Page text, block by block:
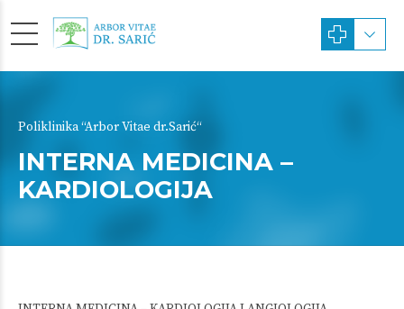
Poliklinika “Arbor Vitae dr.Sarić“
INTERNA MEDICINA –
KARDIOLOGIJA